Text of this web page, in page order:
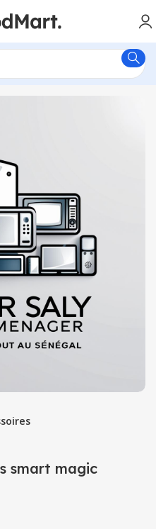
smart magic